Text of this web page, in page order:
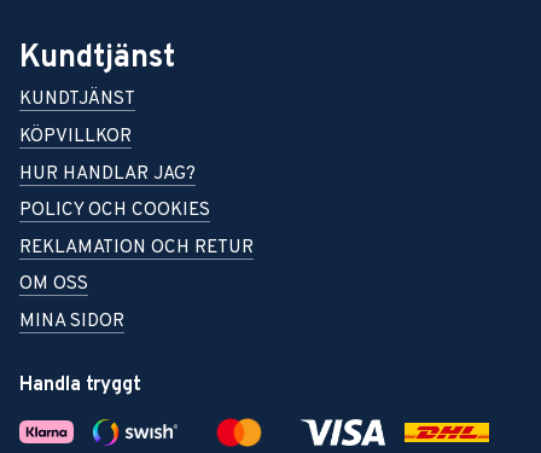
Kundtjänst
KUNDTJÄNST
KÖPVILLKOR
HUR HANDLAR JAG?
POLICY OCH COOKIES
REKLAMATION OCH RETUR
OM OSS
MINA SIDOR
Handla tryggt